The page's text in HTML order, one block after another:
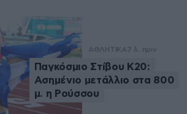
ΑΘΛΗΤΙΚΑ7 λ. πριν
Παγκόσμιο Στίβου Κ20:
Ασημένιο μετάλλιο στα 800
μ. η Ρούσσου